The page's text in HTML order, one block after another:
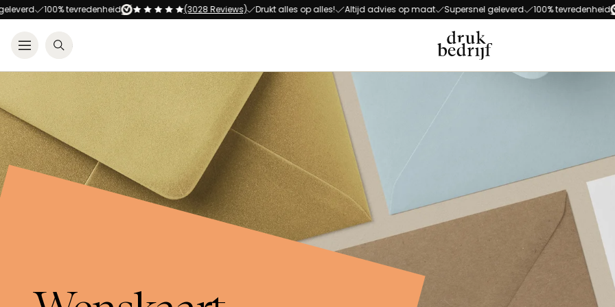
Direct naar de
Direct naar de hoofdinhoud
Open menu
Zoeken
100% tevredenheid (3028 Reviews) Drukt alles op alles! Altijd advies op maat Supersnel geleverd 100% tevredenheid